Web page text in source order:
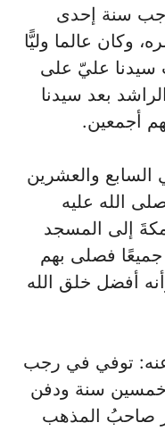
سنة إحدى
وكان عالما وليًّا
سيدنا عليّ على
بعد سيدنا
أجمعين.
السابع والعشرين
الله عليه
إلى المسجد
جميعًا فصلى بهم
أفضل خلق الله
عنه: توفي في رجب
سنة ودفن
صاحبُ المذهب